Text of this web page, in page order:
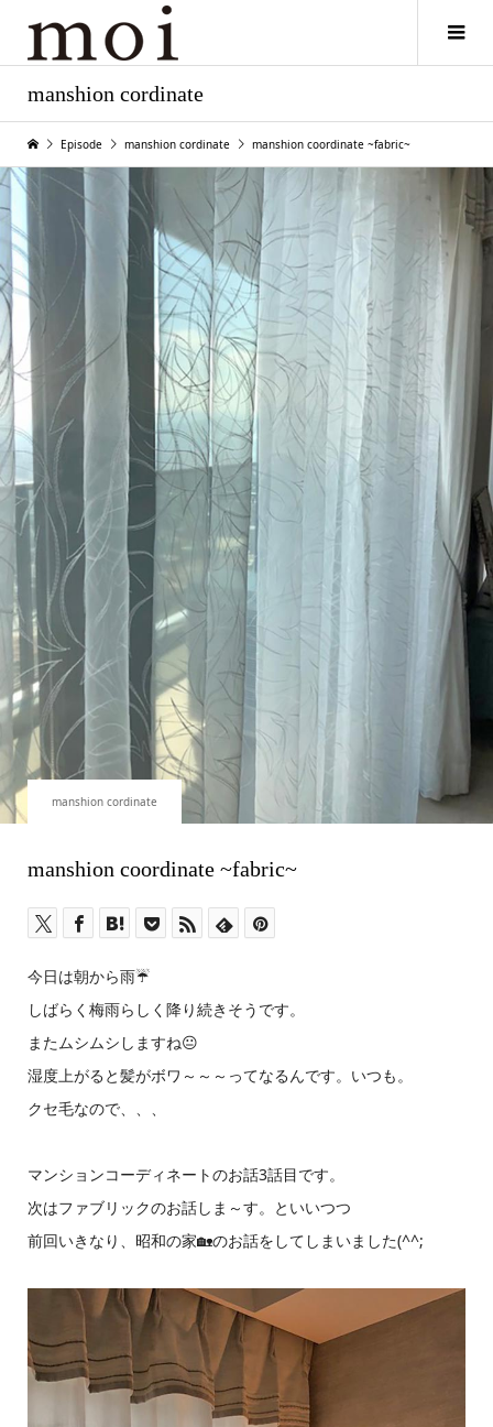
manshion cordinate
Episode manshion cordinate manshion coordinate ~fabric~
manshion cordinate
manshion coordinate ~fabric~
今日は朝から雨☔
しばらく梅雨らしく降り続きそうです。
またムシムシしますね😐
湿度上がると髪がボワ～～～ってなるんです。いつも。
クセ毛なので、、、
マンションコーディネートのお話3話目です。
次はファブリックのお話しま～す。といいつつ
前回いきなり、昭和の家🏡のお話をしてしまいました(^^;